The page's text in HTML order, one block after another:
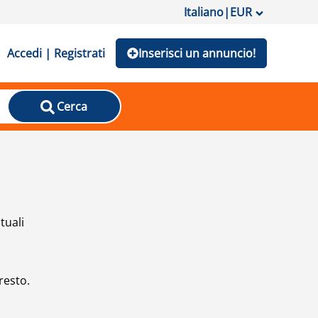
Italiano|EUR
Accedi | Registrati Inserisci un annuncio!
Cerca